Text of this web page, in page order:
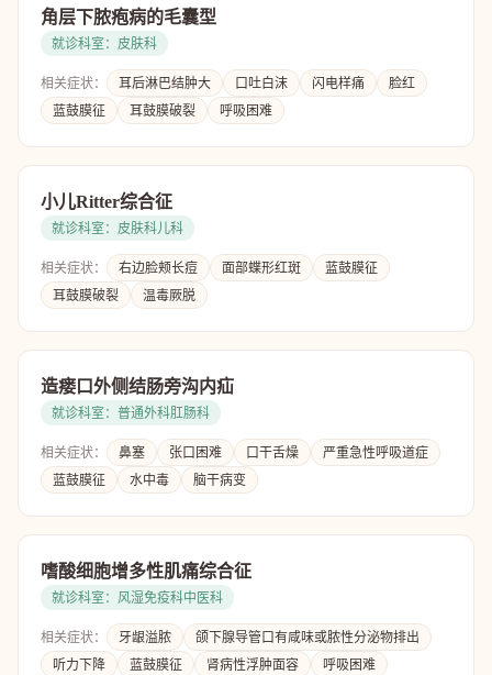
角层下脓疱病的毛囊型
就诊科室：皮肤科
相关症状： 耳后淋巴结肿大 口吐白沫 闪电样痛
脸红
蓝鼓膜征
耳鼓膜破裂 呼吸困难
小儿Ritter综合征
就诊科室：皮肤科儿科
相关症状： 右边脸颊长痘 面部蝶形红斑
蓝鼓膜征
耳鼓膜破裂
温毒厥脱
造瘘口外侧结肠旁沟内疝
就诊科室：普通外科肛肠科
相关症状： 鼻塞 张口困难 口干舌燥
严重急性呼吸道症
蓝鼓膜征
水中毒 脑干病变
嗜酸细胞增多性肌痛综合征
就诊科室：风湿免疫科中医科
相关症状： 牙龈溢脓
颌下腺导管口有咸味或脓性分泌物排出
听力下降
蓝鼓膜征 肾病性浮肿面容 呼吸困难